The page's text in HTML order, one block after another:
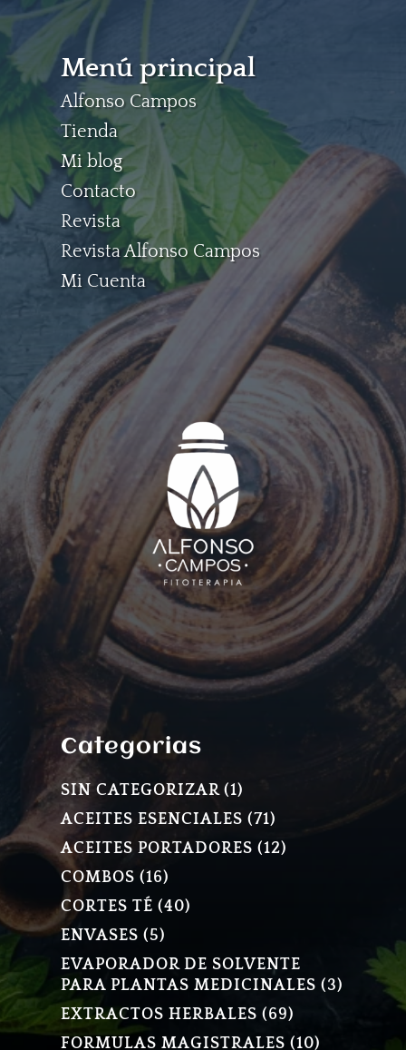
Menú principal
Alfonso Campos
Tienda
Mi blog
Contacto
Revista
Revista Alfonso Campos
Mi Cuenta
Categorias
SIN CATEGORIZAR 11
PRODUCTO
ACEITES ESENCIALES 7171
PRODUCTOS
ACEITES PORTADORES 1212
COMBOS 1616
PRODUCTOS
CORTES TÉ 4040
ENVASES 55
PRODUCTOS
EVAPORADOR DE SOLVENTE
PARA PLANTAS MEDICINALES
33
EXTRACTOS HERBALES 6969
PRODUCTOS
FORMULAS MAGISTRALES 1010